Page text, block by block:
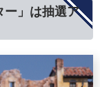
ー」は抽選ア